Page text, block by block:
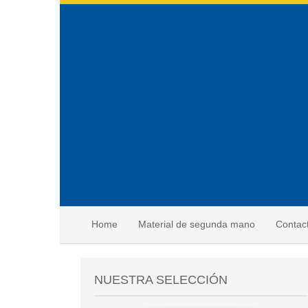
Home Material de segunda mano
NUESTRA SELECCIÓN